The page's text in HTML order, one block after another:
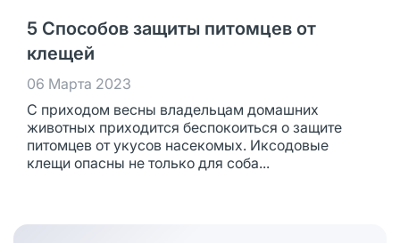
5 Способов защиты питомцев от
клещей
06 Марта 2023
С приходом весны владельцам домашних
животных приходится беспокоиться о защите
питомцев от укусов насекомых. Иксодовые
клещи опасны не только для соба...